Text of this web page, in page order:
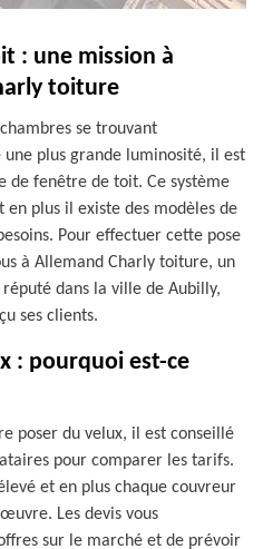
: une mission à
toiture
se trouvant
plus grande luminosité, il est
de fenêtre de toit. Ce système
en plus il existe des modèles de
Pour effectuer cette pose
à Allemand Charly toiture, un
dans la ville de Aubilly,
ses clients.
: pourquoi est-ce
poser du velux, il est conseillé
pour comparer les tarifs.
et en plus chaque couvreur
Les devis vous
sur le marché et de prévoir